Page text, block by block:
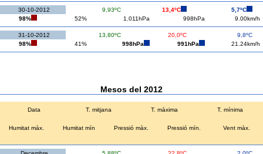
30-10-2012 9,93ºC 13,4ºC
5,7ºC
98%
52% 1.011hPa 998hPa 9.00km/h
31-10-2012 13,80ºC 20,0ºC
9,8ºC
98%
41% 998hPa 991hPa 21.24km/h
Mesos del 2012
Data T. mitjana T. màxima T. mínima
Humitat màx. Humitat mín Pressió màx. Pressió mín. Vent màx.